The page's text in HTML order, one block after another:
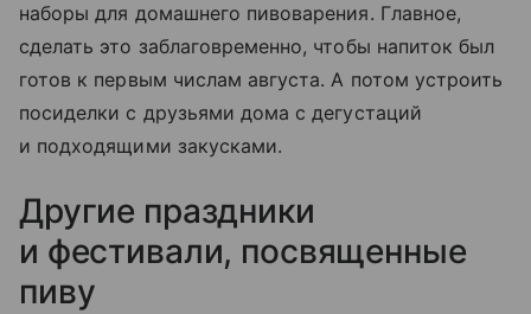
наборы для домашнего пивоварения. Главное,
сделать это заблаговременно, чтобы напиток был
готов к первым числам августа. А потом устроить
посиделки с друзьями дома с дегустаций
и подходящими закусками.
Другие праздники
и фестивали, посвященные
пиву